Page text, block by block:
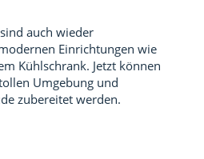
auch wieder
Einrichtungen wie
Kühlschrank. Jetzt können
Umgebung und
zubereitet werden.